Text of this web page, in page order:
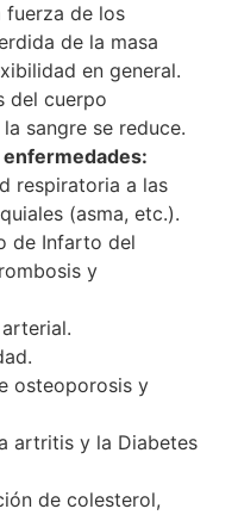
fuerza de los
de la masa
en general.
del cuerpo
sangre se reduce.
respiratoria a las
(asma, etc.).
de Infarto del
y
osteoporosis y
artritis y la Diabetes
de colesterol,